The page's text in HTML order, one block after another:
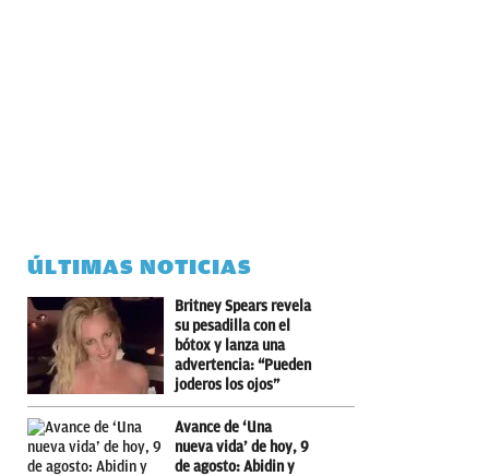
ÚLTIMAS NOTICIAS
Britney Spears revela
su pesadilla con el
bótox y lanza una
advertencia: “Pueden
joderos los ojos”
Avance de ‘Una
nueva vida’ de hoy, 9
de agosto: Abidin y